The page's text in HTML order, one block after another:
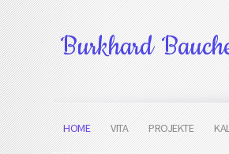
Burkhard
HOME VITA PROJEKTE